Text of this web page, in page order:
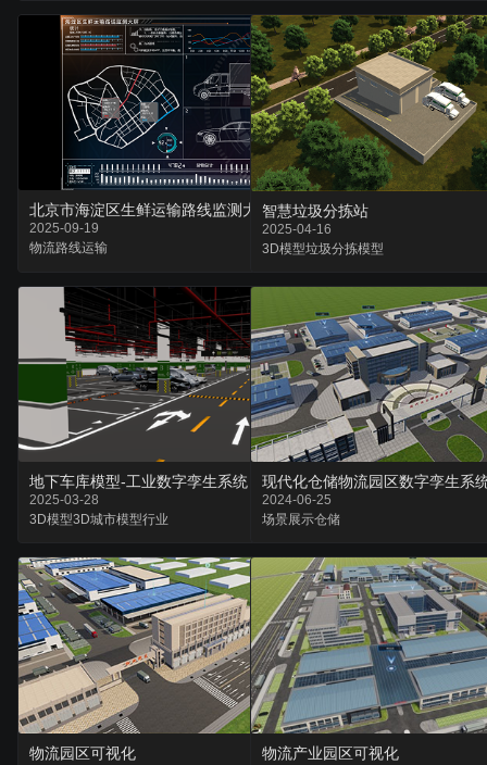
北京市海淀区生鲜运输路线监测大屏
2025-09-19
物流路线运输
智慧垃圾分拣站
2025-04-16
3D模型垃圾分拣模型
地下车库模型-工业数字孪生系统
2025-03-28
3D模型3D城市模型行业
现代化仓储物流园区数字孪生系
2024-06-25
场景展示仓储
物流园区可视化 物流产业园区可视化